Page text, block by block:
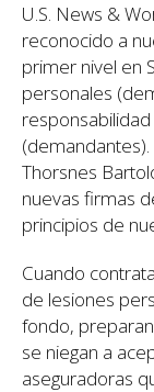
U.S. News &
reconocido a
primer nivel en
personales
Thorsnes
nuevas firmas
principios de
Cuando
de lesiones
fondo,
se niegan a
aseguradoras